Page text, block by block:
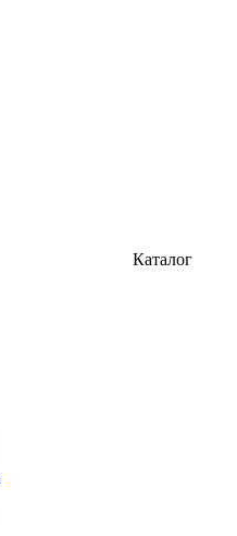
Каталог